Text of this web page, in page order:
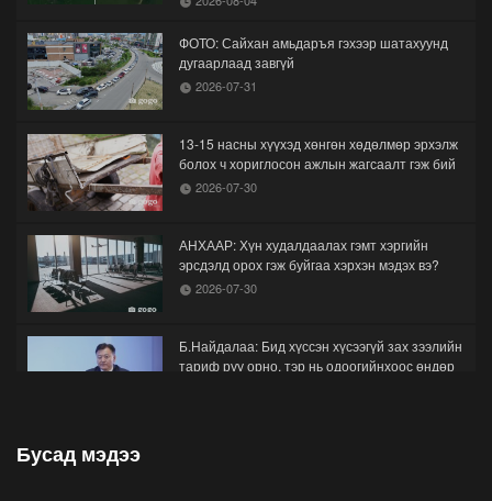
ФОТО: Сайхан амьдаръя гэхээр шатахуунд
дугаарлаад завгүй
2026-07-31
13-15 насны хүүхэд хөнгөн хөдөлмөр эрхэлж
болох ч хориглосон ажлын жагсаалт гэж бий
2026-07-30
АНХААР: Хүн худалдаалах гэмт хэргийн
эрсдэлд орох гэж буйгаа хэрхэн мэдэх вэ?
2026-07-30
Б.Найдалаа: Бид хүссэн хүсээгүй зах зээлийн
тариф руу орно, тэр нь одоогийнхоос өндөр
Бусад мэдээ